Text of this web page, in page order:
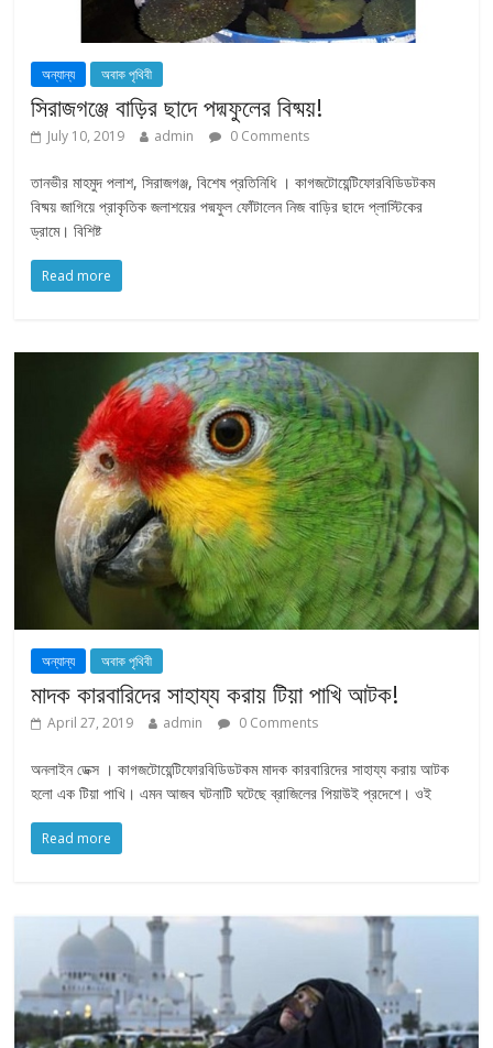
অন্যান্য অবাক পৃথিবী
সিরাজগঞ্জে বাড়ির ছাদে পদ্মফুলের বিষ্ময়!
July 10, 2019 admin 0 Comments
তানভীর মাহমুদ পলাশ, সিরাজগঞ্জ, বিশেষ প্রতিনিধি । কাগজটোয়েন্টিফোরবিডিডটকম
বিষ্ময় জাগিয়ে প্রাকৃতিক জলাশয়ের পদ্মফুল ফোঁটালেন নিজ বাড়ির ছাদে প্লাস্টিকের
ড্রামে। বিশিষ্ট
Read more
অন্যান্য অবাক পৃথিবী
মাদক কারবারিদের সাহায্য করায় টিয়া পাখি আটক!
April 27, 2019 admin 0 Comments
অনলাইন ডেক্স । কাগজটোয়েন্টিফোরবিডিডটকম মাদক কারবারিদের সাহায্য করায় আটক
হলো এক টিয়া পাখি। এমন আজব ঘটনাটি ঘটেছে ব্রাজিলের পিয়াউই প্রদেশে। ওই
Read more